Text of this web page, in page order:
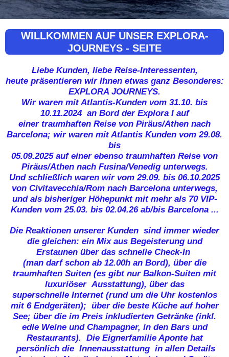
WILLKOMMEN AUF UNSER EXPLORA-
JOURNEYS - SEITE
Liebe Kunden, liebe Reise-Interessenten,
heute präsentieren wir Ihnen etwas ganz Besonderes:
EXPLORA JOURNEYS.
Wir waren mit Atlantis-Kunden vom 31.10. bis
10.11.2024 an Bord der Explora I auf
einer traumhaften Reise von Piräus/Athen nach
Barcelona; wir waren mit Atlantis Kunden vom 29.08.
bis
05.09.2025 auf einer ebenso traumhaften Reise von
Piräus/Athen nach Fusina/Venedig unterwegs.
Und schließlich waren wir vom 29.09. bis 06.10.2025
von Civitavecchia/Rom nach Barcelona unterwegs,
und als bisheriger Höhepunkt mit mehr als 70 VIP-
Kunden vom 25.03. bis 02.04.26 ab/bis Barcelona ...
Die Reaktionen unserer Kunden sind immer wieder
die gleichen: ein Mix aus Begeisterung und
Erstaunen über das schnelle Check-In
(man darf schon ab 12.00h an Bord), über die
traumhaften Suiten (es gibt nur Balkon-Suiten mit
luxuriöser Ausstattung), über das
superschnelle Internet (rund um die Uhr kostenlos
mit 6 Endgeräten); über die beste Küche auf hoher
See; über die im Preis inkludierten Getränke (inkl.
edle Weine und Champagner, in den Bars und
Restaurants). Die Eignerfamilie Aponte hat
persönlich die Innenausstattung in allen Details